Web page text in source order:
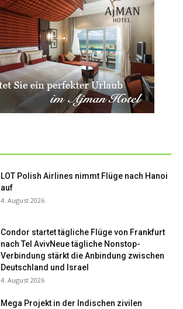
LOT Polish Airlines nimmt Flüge nach Hanoi
auf
4. August 2026
Condor startet tägliche Flüge von Frankfurt
nach Tel AvivNeue tägliche Nonstop-
Verbindung stärkt die Anbindung zwischen
Deutschland und Israel
4. August 2026
Mega Projekt in der Indischen zivilen